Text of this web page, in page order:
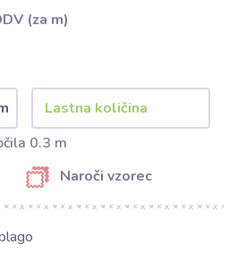
(za m)
0.3 m
Naroči vzorec